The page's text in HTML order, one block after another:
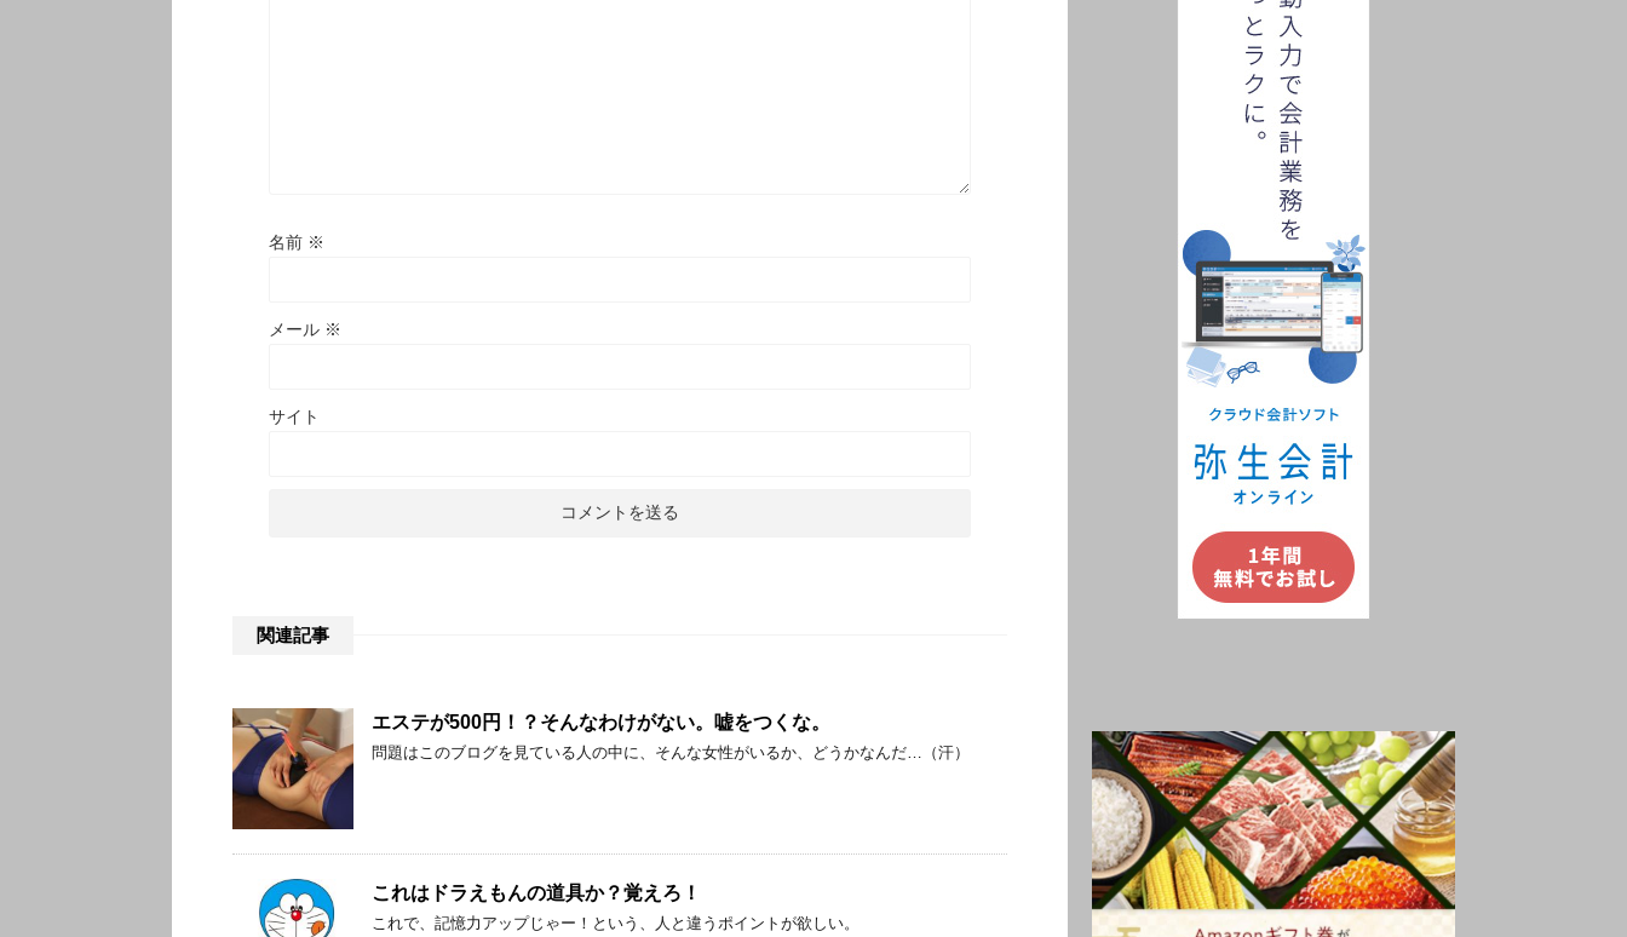
名前 ※
メール ※
サイト
関連記事
エステが500円！？そんなわけがない。嘘をつくな。
問題はこのブログを見ている人の中に、そんな女性がいるか、どうかなんだ…（汗）
これはドラえもんの道具か？覚えろ！
これで、記憶力アップじゃー！という、人と違うポイントが欲しい。